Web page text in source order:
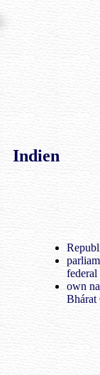
Indien
own
Bhárat